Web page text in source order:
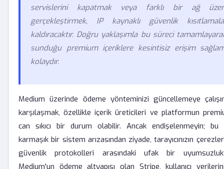
servislerini kapatmak veya farklı bir ağ
gerçekleştirmek, IP kaynaklı güvenlik
kaldıracaktır. Doğru yaklaşımla bu süreci
sunduğu premium içeriklere kesintisiz erişim
kolaydır.
Medium üzerinde ödeme yönteminizi güncellemeye
karşılaşmak, özellikle içerik üreticileri ve platformun
can sıkıcı bir durum olabilir. Ancak endişelenmeyin;
karmaşık bir sistem arızasından ziyade, tarayıcınızın
güvenlik protokolleri arasındaki ufak bir
Medium'un ödeme altyapısı olan Stripe, kullanıcı